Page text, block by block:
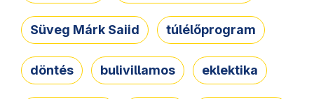
Süveg Márk Saiid túlélőprogram
döntés bulivillamos eklektika